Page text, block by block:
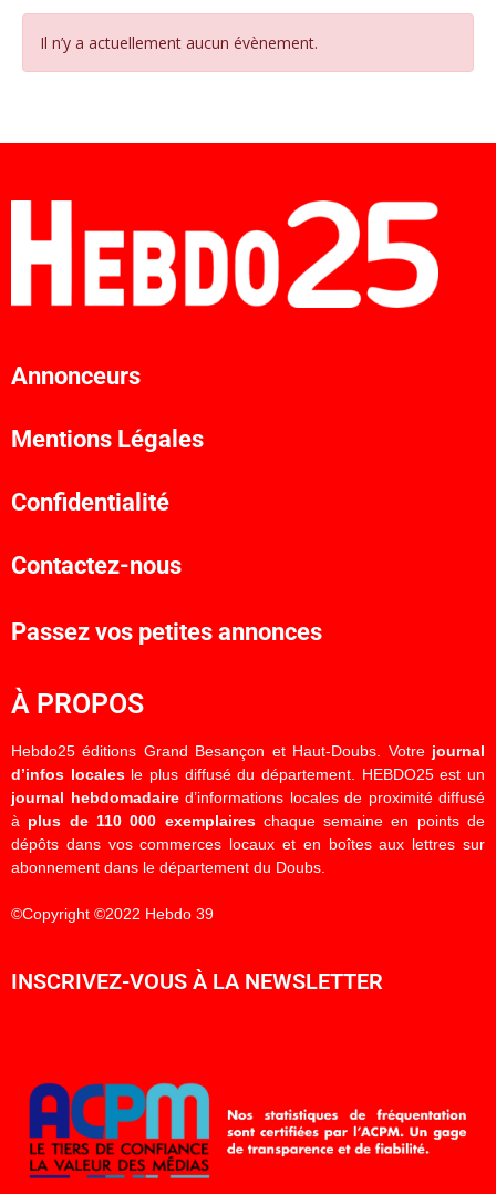
Il n’y a actuellement aucun évènement.
Annonceurs
Mentions Légales
Confidentialité
Contactez-nous
Passez vos petites annonces
À PROPOS
Hebdo25 éditions Grand Besançon et Haut-Doubs. Votre journal
d’infos localesle plus diffusé du département. HEBDO25 est un
journal hebdomadaired’informations locales de proximité diffusé
à plus de 110 000 exemplaireschaque semaine en points de
dépôts dans vos commerces locaux et en boîtes aux lettres sur
abonnement dans le département du Doubs.
©Copyright ©2022 Hebdo 39
INSCRIVEZ-VOUS À LA NEWSLETTER